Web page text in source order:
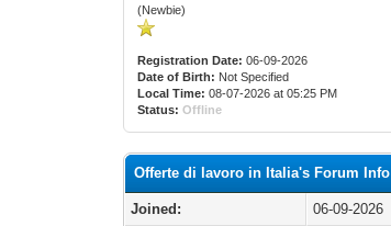
(Newbie)
Registration Date: 06-09-2026
Date of Birth: Not Specified
Local Time: 08-07-2026 at 05:25 PM
Status: Offline
Offerte di lavoro in Italia's Forum Info
Joined:
06-09-2026